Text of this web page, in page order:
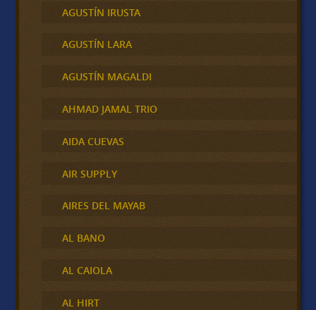
AGUSTÍN IRUSTA
AGUSTÍN LARA
AGUSTÍN MAGALDI
AHMAD JAMAL TRIO
AIDA CUEVAS
AIR SUPPLY
AIRES DEL MAYAB
AL BANO
AL CAIOLA
AL HIRT